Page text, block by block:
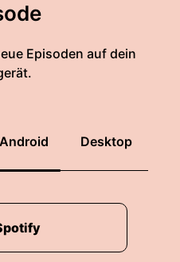
Episoden auf dein
Android Desktop